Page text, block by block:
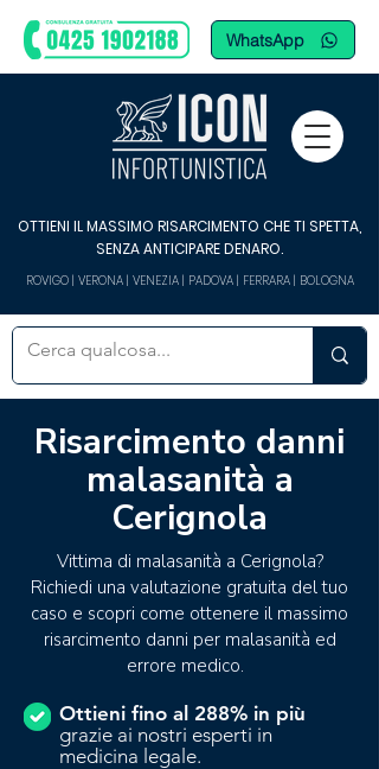
WhatsApp
OTTIENI IL MASSIMO RISARCIMENTO CHE TI SPETTA,
SENZA ANTICIPARE DENARO.
ROVIGO | VERONA | VENEZIA | PADOVA | FERRARA | BOLOGNA
Risarcimento danni
malasanità a
Cerignola
Vittima di malasanità a Cerignola?
Richiedi una valutazione gratuita del tuo
caso e scopri come ottenere il massimo
risarcimento danni per malasanità ed
errore medico.
Ottieni fino al 288% in più
grazie ai nostri esperti in
medicina legale.